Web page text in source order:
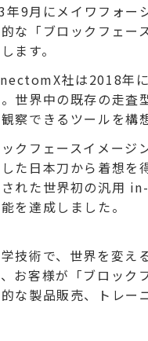
年9月にメイワフォー
な「ブロックフェー
ます。
社は2018年
世界中の既存の走
察できるツールを構
クフェースイメージ
た日本刀から着想を
れた世界初の汎用
を達成しました。
技術で、世界を変え
お客様が「ブロック
な製品販売、トレー